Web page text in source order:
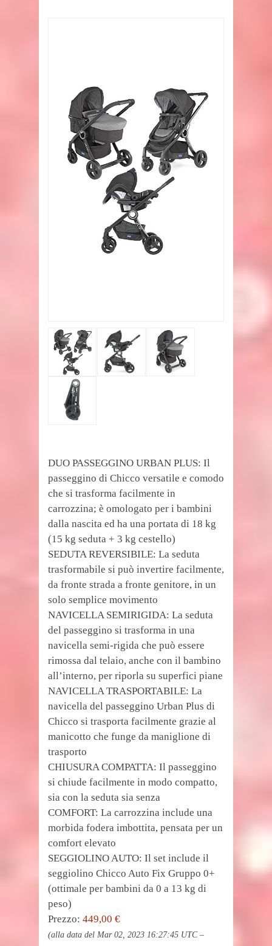
DUO PASSEGGINO URBAN PLUS: Il
passeggino di Chicco versatile e comodo
che si trasforma facilmente in
carrozzina; è omologato per i bambini
dalla nascita ed ha una portata di 18 kg
(15 kg seduta + 3 kg cestello)
SEDUTA REVERSIBILE: La seduta
trasformabile si può invertire facilmente,
da fronte strada a fronte genitore, in un
solo semplice movimento
NAVICELLA SEMIRIGIDA: La seduta
del passeggino si trasforma in una
navicella semi-rigida che può essere
rimossa dal telaio, anche con il bambino
all’interno, per riporla su superfici piane
NAVICELLA TRASPORTABILE: La
navicella del passeggino Urban Plus di
Chicco si trasporta facilmente grazie al
manicotto che funge da maniglione di
trasporto
CHIUSURA COMPATTA: Il passeggino
si chiude facilmente in modo compatto,
sia con la seduta sia senza
COMFORT: La carrozzina include una
morbida fodera imbottita, pensata per un
comfort elevato
SEGGIOLINO AUTO: Il set include il
seggiolino Chicco Auto Fix Gruppo 0+
(ottimale per bambini da 0 a 13 kg di
peso)
Prezzo: 449,00 €
(alla data del Mar 02, 2023 16:27:45 UTC –